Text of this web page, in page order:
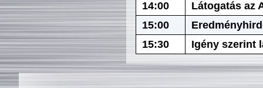
14:00
Látogatás az
15:00
15:30
Igény szerint